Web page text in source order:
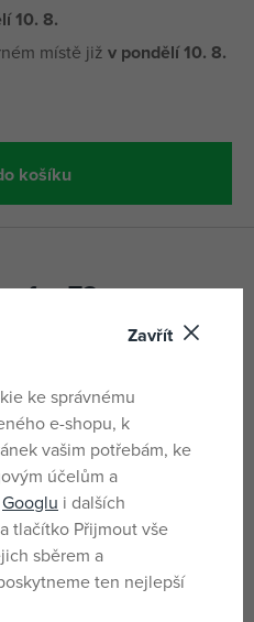
10. 8.
místě již v pondělí 10. 8.
košíku
72cm
se přepínají automaticky. Na
Pro kluky
Ano
Ne
Zavřít
ke správnému
e-shopu, k
vašim potřebám, ke
účelům a
Googlu i dalších
tlačítko Přijmout vše
sběrem a
ten nejlepší